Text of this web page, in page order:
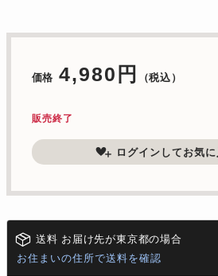
価格 4,980円 （税込）
販売終了
ログインしてお気
送料 お届け先が東京都の場合
お住まいの住所で送料を確認